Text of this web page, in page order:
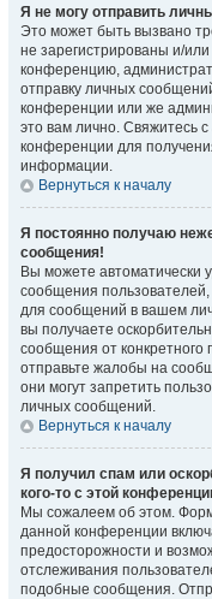
Я не могу отправить
Это может быть вызвано
не зарегистрированы и/
конференцию,
отправку личных
конференции или же
это вам лично. Свяжитесь
конференции для
информации.
Вернуться к началу
Я постоянно получаю
сообщения!
Вы можете автоматически
сообщения
для сообщений в вашем
вы получаете
сообщения от конкретного
отправьте жалобы на
они могут запретить
личных сообщений.
Вернуться к началу
Я получил спам или
кого-то с этой
Мы сожалеем об этом.
данной конференции
предосторожности и
отслеживания
подобные сообщения.